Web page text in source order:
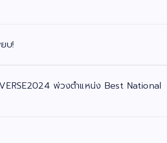
บ!
พ่วงตำแหน่ง Best National